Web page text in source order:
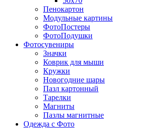
Пенокартон
Модульные картины
ФотоПостеры
ФотоПодушки
Фотоcувениры
Значки
Коврик для мыши
Кружки
Новогодние шары
Пазл картонный
Тарелки
Магниты
Пазлы магнитные
Одежда с Фото